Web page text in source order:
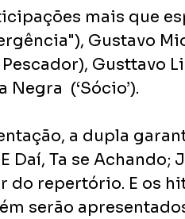
mais que
Gustavo
Gusttavo
(‘Sócio’).
a dupla
Daí, Ta se Achando;
do repertório. E os
serão